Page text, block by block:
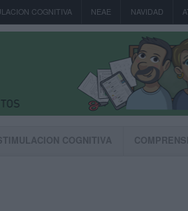
COGNITIVA NEAE NAVIDAD
COGNITIVA